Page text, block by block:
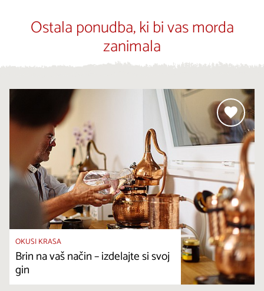
Ostala ponudba, ki bi vas morda
zanimala
OKUSI KRASA
Brin na vaš način – izdelajte si svoj
gin